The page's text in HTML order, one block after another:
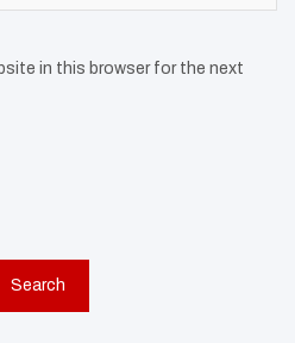
in this browser for the next
Search